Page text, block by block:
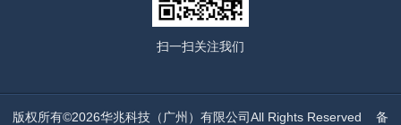
扫一扫关注我们
版权所有©2026华兆科技（广州）有限公司All Rights Reserved 备